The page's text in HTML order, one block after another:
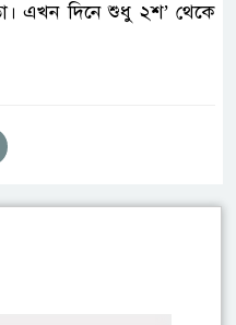
এখন দিনে শুধু ২শ’ থেকে